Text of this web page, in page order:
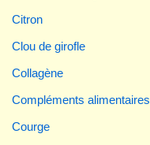
Citron
Clou de girofle
Collagène
Compléments alimentaires
Courge